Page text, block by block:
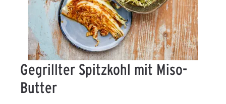
Gegrillter Spitzkohl mit Miso-
Butter